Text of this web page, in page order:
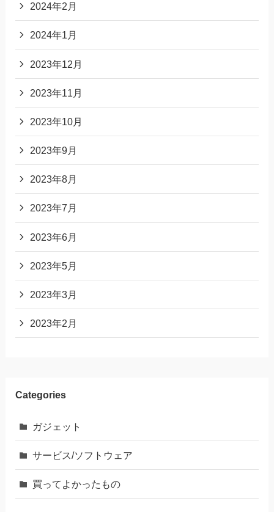
2024年2月
2024年1月
2023年12月
2023年11月
2023年10月
2023年9月
2023年8月
2023年7月
2023年6月
2023年5月
2023年3月
2023年2月
Categories
ガジェット
サービス/ソフトウェア
買ってよかったもの